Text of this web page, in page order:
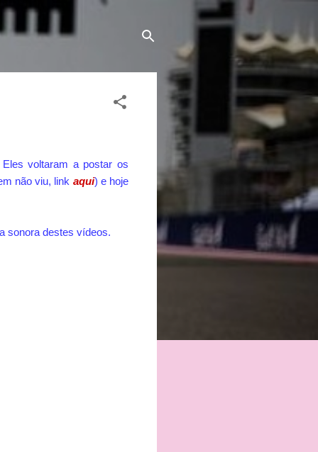
voltaram a postar os
não viu, link aqui) e hoje
sonora destes vídeos.